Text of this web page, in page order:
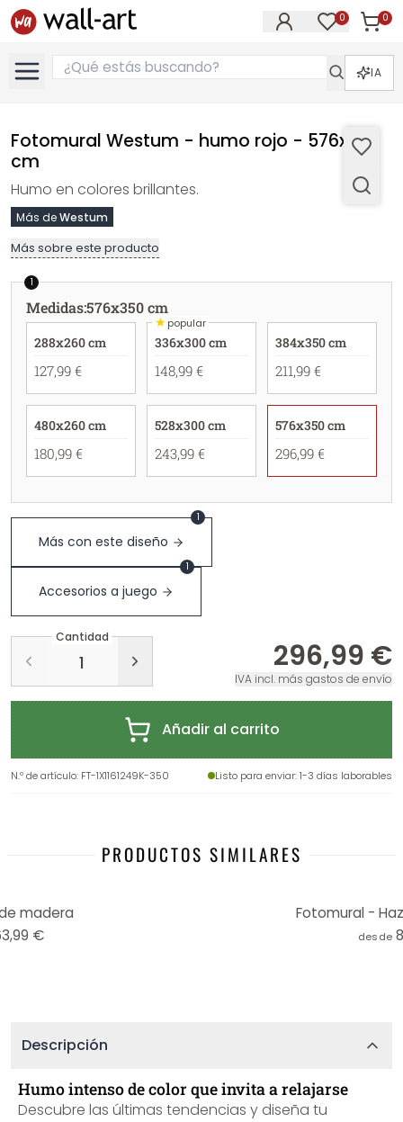
0 0
IA
Fotomural Westum - humo rojo - 576x350
cm
Humo en colores brillantes.
Más deWestum
Más sobre este producto
1
Medidas:576x350 cm
288x260 cm
127,99 €
★popular
336x300 cm
148,99 €
384x350 cm
211,99 €
480x260 cm
180,99 €
528x300 cm
243,99 €
576x350 cm
296,99 €
Más con este diseño
1
Accesorios a juego
1
Cantidad
296,99 €
IVA incl. más gastos de envío
Añadir al carrito
N.º de artículo: FT-1X1161249K-350 Listo para enviar: 1-3 días laborables
PRODUCTOS SIMILARES
madera
€
Fotomural -
desde
Descripción
Humo intenso de color que invita a relajarse
Descubre las últimas tendencias y diseña tu